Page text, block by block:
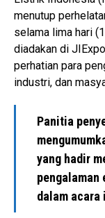
menutup
selama lima hari
diadakan di
perhatian para
industri, dan
Panitia
yang hadir
dalam acara